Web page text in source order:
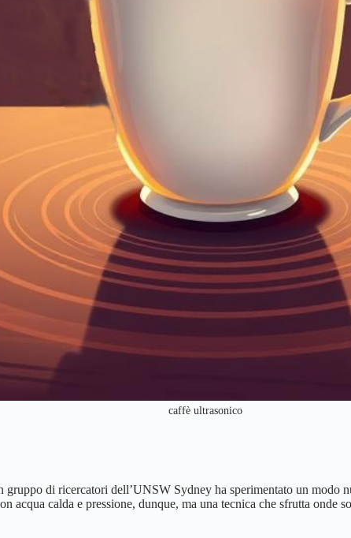
caffè ultrasonico
di ricercatori dell’UNSW Sydney ha sperimentato un modo
acqua calda e pressione, dunque, ma una tecnica che sfrutta